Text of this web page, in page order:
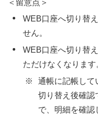
＜留意点＞
WEB口座へ切り替
せん。
WEB口座へ切り替
ただけなくなります
通帳に記帳して
切り替え後確認
で、明細を確認